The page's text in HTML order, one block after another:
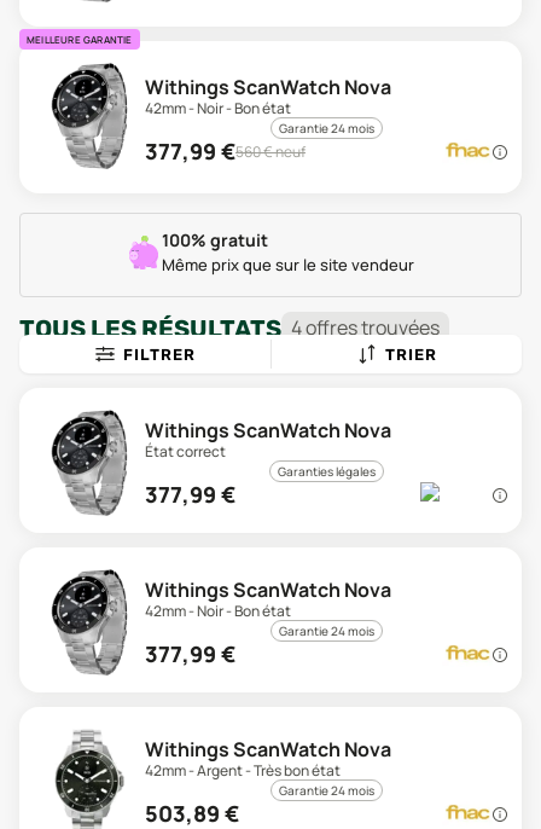
MEILLEURE GARANTIE
Withings ScanWatch Nova
42mm - Noir - Bon état
Garantie 24 mois
377,99 €560€ neuf
100% gratuit
Même prix que sur le site vendeur
TOUS LES RÉSULTATS 4offrestrouvées
FILTRER TRIER
Withings ScanWatch Nova
État correct
Garanties légales
377,99 €
Withings ScanWatch Nova
42mm - Noir - Bon état
Garantie 24 mois
377,99 €
Withings ScanWatch Nova
42mm - Argent - Très bon état
Garantie 24 mois
503,89 €